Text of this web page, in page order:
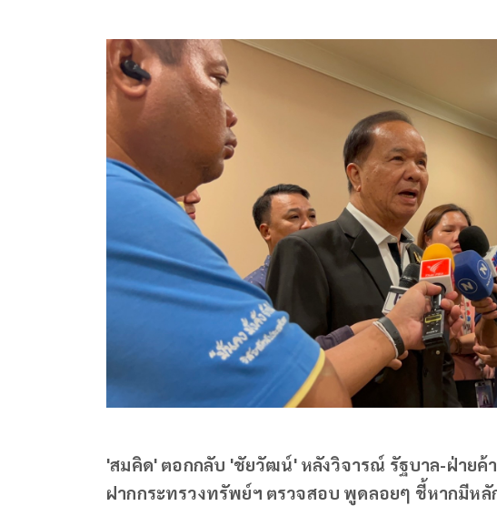
'สมคิด' ตอกกลับ 'ชัยวัฒน์' หลังวิจารณ์ รัฐบาล-ฝ่ายค้
ฝากกระทรวงทรัพย์ฯ ตรวจสอบ พูดลอยๆ ชี้หากมีหลั